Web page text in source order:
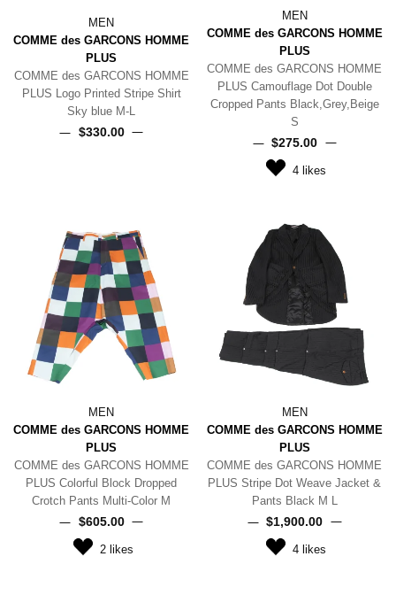
MEN
COMME des GARCONS HOMME
PLUS
COMME des GARCONS HOMME
PLUS Logo Printed Stripe Shirt
Sky blue M-L
$‌330.00
MEN
COMME des GARCONS HOMME
PLUS
COMME des GARCONS HOMME
PLUS Camouflage Dot Double
Cropped Pants Black,Grey,Beige
S
$‌275.00
4 likes
MEN
COMME des GARCONS HOMME
PLUS
COMME des GARCONS HOMME
PLUS Colorful Block Dropped
Crotch Pants Multi-Color M
$‌605.00
2likes
MEN
COMME des GARCONS HOMME
PLUS
COMME des GARCONS HOMME
PLUS Stripe Dot Weave Jacket &
Pants Black M L
$‌1,900.00
4 likes